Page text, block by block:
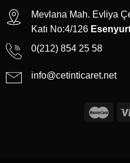
Mevlana Mah. Evliya
Katı No:4/126
0(212) 854 25 58
info@cetinticaret.net